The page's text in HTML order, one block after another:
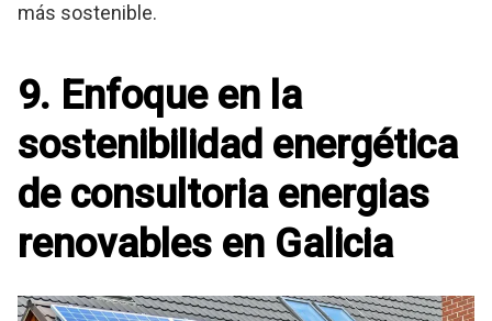
más sostenible.
9. Enfoque en la
sostenibilidad energética
de consultoria energias
renovables en Galicia